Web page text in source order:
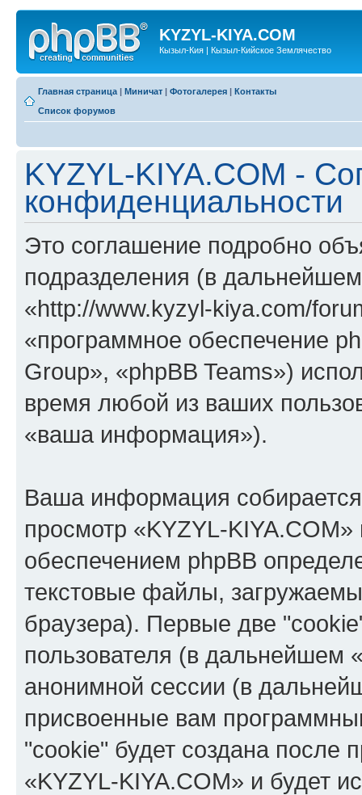
KYZYL-KIYA.COM
Кызыл-Кия | Кызыл-Кийское Землячество
Главная страница | Миничат | Фотогалерея | Контакты
Список форумов
KYZYL-KIYA.COM -
конфиденциальности
Это соглашение подробно
подразделения (в
«http://www.kyzyl-kiya.com/
«программное обеспечение
Group», «phpBB Teams»)
время любой из ваших
«ваша информация»).
Ваша информация
просмотр «KYZYL-
обеспечением phpBB
текстовые файлы,
браузера). Первые две
пользователя (в дальнейшем
анонимной сессии (в
присвоенные вам
"cookie" будет создана после
«KYZYL-KIYA.COM» и будет